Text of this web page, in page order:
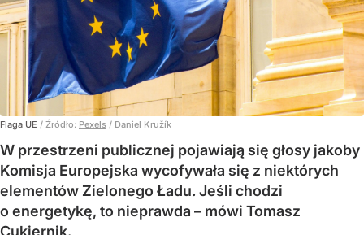
Flaga UE / Źródło: Pexels / Daniel Kružík
W przestrzeni publicznej pojawiają się głosy jakoby
Komisja Europejska wycofywała się z niektórych
elementów Zielonego Ładu. Jeśli chodzi
o energetykę, to nieprawda – mówi Tomasz